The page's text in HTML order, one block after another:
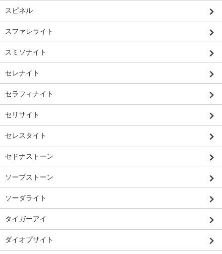
スピネル
スファレライト
スミソナイト
セレナイト
セラフィナイト
セリサイト
セレスタイト
セドナストーン
ソープストーン
ソーダライト
タイガーアイ
ダイオプサイト